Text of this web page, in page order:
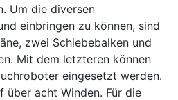
Um die diversen
einbringen zu können, sind
zwei Schiebebalken und
Mit dem letzteren können
eingesetzt werden.
acht Winden. Für die